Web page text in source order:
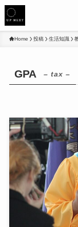
Home 投稿 生活知識
GPA – tax –